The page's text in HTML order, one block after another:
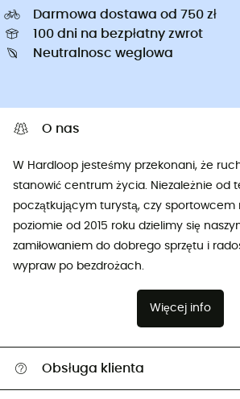
Darmowa dostawa od 750 zł
100 dni na bezpłatny zwrot
Neutralnosc weglowa
O nas
W Hardloop jesteśmy przekonani, że
stanowić centrum życia. Niezależnie od
początkującym turystą, czy sportowcem
poziomie od 2015 roku dzielimy się
zamiłowaniem do dobrego sprzętu i
wypraw po bezdrożach.
Więcej info
Obsługa klienta